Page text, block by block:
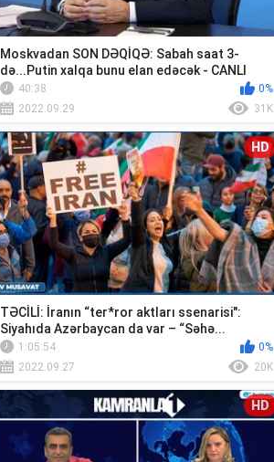
Moskvadan SON DƏQİQƏ: Sabah saat 3-
də...Putin xalqa bunu elan edəcək - CANLI
40:38
0%
2022.09.29
31K
HD
TƏCİLİ: İranın “ter*ror aktları ssenarisi":
Siyahıda Azərbaycan da var – “Səhə...
1:05:54
0%
2022.09.27
20K
HD